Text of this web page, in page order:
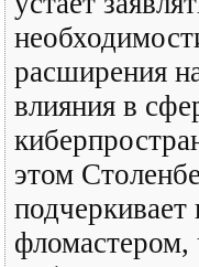
расширения
влияния в
этом
подчеркивает
фломастером,